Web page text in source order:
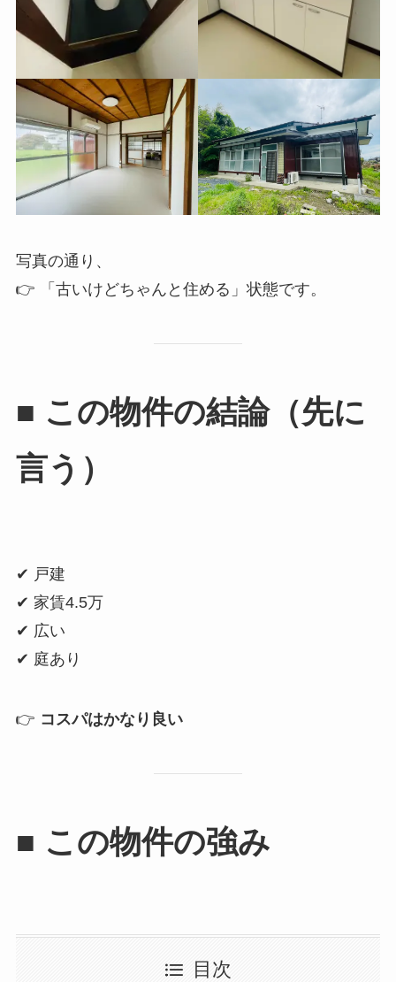
写真の通り、
👉 「古いけどちゃんと住める」状態です。
■ この物件の結論（先に
言う）
✔ 戸建
✔ 家賃4.5万
✔ 広い
✔ 庭あり
👉 コスパはかなり良い
■ この物件の強み
目次